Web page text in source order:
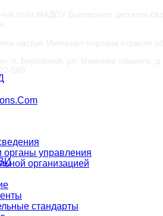
органы управления
организацией
стандарты